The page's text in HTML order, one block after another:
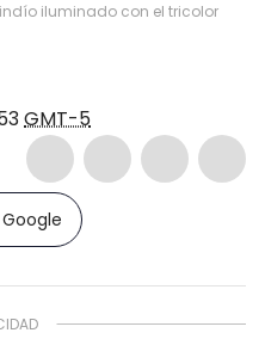
iluminado con el tricolor
GMT-5